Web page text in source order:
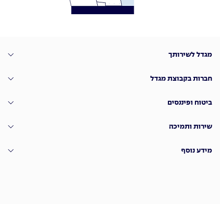
מגדל לשירותך
חברות בקבוצת מגדל
ביטוח ופיננסים
שירות ותמיכה
מידע נוסף